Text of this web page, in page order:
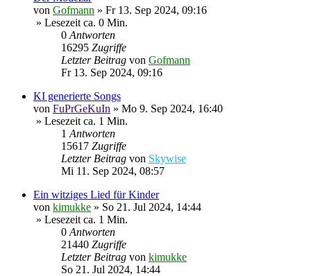
von Gofmann » Fr 13. Sep 2024, 09:16
» Lesezeit ca. 0 Min.
0 Antworten
16295 Zugriffe
Letzter Beitrag von Gofmann
Fr 13. Sep 2024, 09:16
KI generierte Songs
von FuPrGeKuIn » Mo 9. Sep 2024, 16:40
» Lesezeit ca. 1 Min.
1 Antworten
15617 Zugriffe
Letzter Beitrag von Skywise
Mi 11. Sep 2024, 08:57
Ein witziges Lied für Kinder
von kimukke » So 21. Jul 2024, 14:44
» Lesezeit ca. 1 Min.
0 Antworten
21440 Zugriffe
Letzter Beitrag von kimukke
So 21. Jul 2024, 14:44